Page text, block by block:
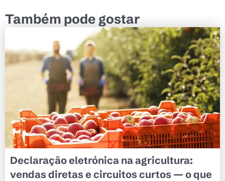
Também pode gostar
Declaração eletrónica na agricultura:
vendas diretas e circuitos curtos — o que